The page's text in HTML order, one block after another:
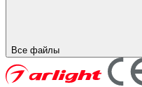
Все файлы